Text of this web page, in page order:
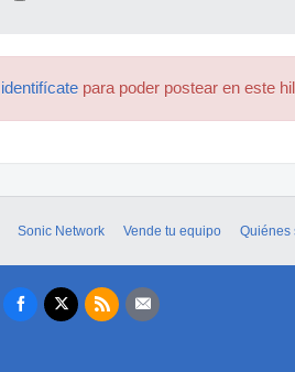
identifícate para poder postear en este
Sonic Network Vende tu equipo Quiénes